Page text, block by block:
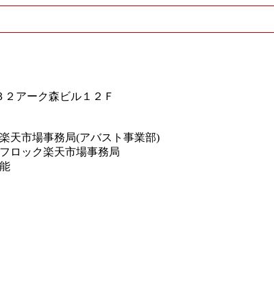
２アーク森ビル１２Ｆ
天市場事務局(アバスト事業部)
ロック楽天市場事務局